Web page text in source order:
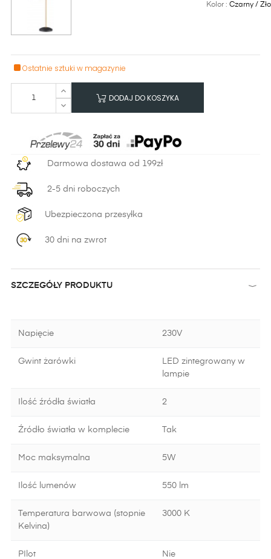
Kolor :Czarny /
Ostatnie sztuki w magazynie
DODAJ DO KOSZYKA
Darmowa dostawa od 199zł
2-5 dni roboczych
Ubezpieczona przesyłka
30 dni na zwrot
SZCZEGÓŁY PRODUKTU
Napięcie 230V
Gwint żarówki
LED zintegrowany w
lampie
Ilość źródła światła 2
Źródło światła w komplecie Tak
Moc maksymalna 5W
Ilość lumenów 550 lm
Temperatura barwowa (stopnie
Kelvina)
3000 K
PIlot Nie